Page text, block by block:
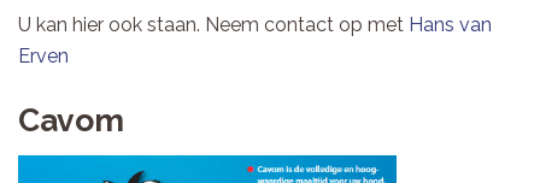
U kan hier ook staan. Neem contact op met Hans van
Erven
Cavom